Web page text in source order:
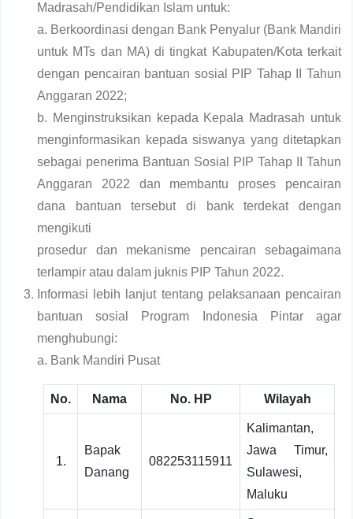
Madrasah/Pendidikan Islam untuk:
a. Berkoordinasi dengan Bank Penyalur (Bank Mandiri
untuk MTs dan MA) di tingkat Kabupaten/Kota terkait
dengan pencairan bantuan sosial PIP Tahap II Tahun
Anggaran 2022;
b. Menginstruksikan kepada Kepala Madrasah untuk
menginformasikan kepada siswanya yang ditetapkan
sebagai penerima Bantuan Sosial PIP Tahap II Tahun
Anggaran 2022 dan membantu proses pencairan
dana bantuan tersebut di bank terdekat dengan
mengikuti
prosedur dan mekanisme pencairan sebagaimana
terlampir atau dalam juknis PIP Tahun 2022.
Informasi lebih lanjut tentang pelaksanaan pencairan
bantuan sosial Program Indonesia Pintar agar
menghubungi:
a. Bank Mandiri Pusat
No. Nama No. HP Wilayah
1.
Bapak
Danang
082253115911
Kalimantan,
Jawa Timur,
Sulawesi,
Maluku